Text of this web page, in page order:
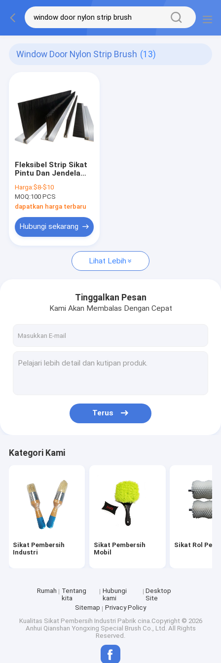
Window Door Nylon Strip Brush (13)
Fleksibel Strip Sikat
Pintu Dan Jendela
Wool Brush Sealing
Strip
Harga:$8-$10
MOQ:100 PCS
dapatkan harga terbaru
Hubungi sekarang
Lihat Lebih
Tinggalkan Pesan
Kami Akan Membalas Dengan Cepat
Terus
Kategori Kami
Sikat Pembersih
Industri
Sikat Pembersih
Mobil
Sikat Rol
Rumah
Tentang
kita
Hubungi
kami
Desktop
Site
Sitemap
Privacy Policy
Kualitas Sikat Pembersih Industri Pabrik cina.Copyright © 2026
Anhui Qianshan Yongxing Special Brush Co., Ltd. All Rights
Reserved.